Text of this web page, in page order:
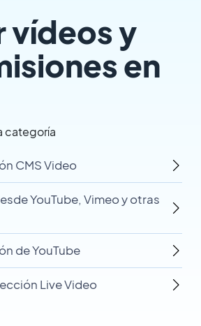
vídeos y
en
categoría
CMS Video
YouTube, Vimeo y otras
de YouTube
Live Video